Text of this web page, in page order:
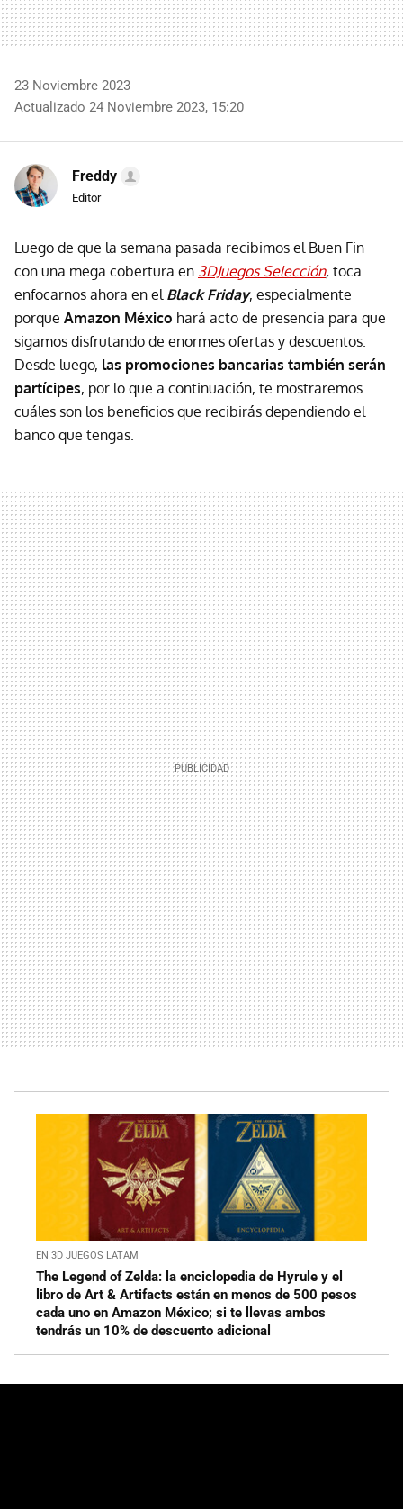
23 Noviembre 2023
Actualizado 24 Noviembre 2023, 15:20
Freddy
Editor
Luego de que la semana pasada recibimos el Buen Fin
con una mega cobertura en 3DJuegos Selección, toca
enfocarnos ahora en el Black Friday, especialmente
porque Amazon México hará acto de presencia para que
sigamos disfrutando de enormes ofertas y descuentos.
Desde luego, las promociones bancarias también serán
partícipes, por lo que a continuación, te mostraremos
cuáles son los beneficios que recibirás dependiendo el
banco que tengas.
EN 3D JUEGOS LATAM
The Legend of Zelda: la enciclopedia de Hyrule y el
libro de Art & Artifacts están en menos de 500 pesos
cada uno en Amazon México; si te llevas ambos
tendrás un 10% de descuento adicional